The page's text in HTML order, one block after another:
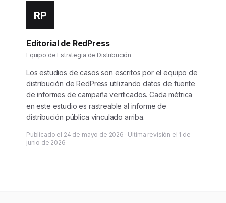
RP
Editorial de RedPress
Equipo de Estrategia de Distribución
Los estudios de casos son escritos por el equipo de
distribución de RedPress utilizando datos de fuente
de informes de campaña verificados. Cada métrica
en este estudio es rastreable al informe de
distribución pública vinculado arriba.
Publicado el 24 de mayo de 2026 · Última revisión el 1 de
junio de 2026